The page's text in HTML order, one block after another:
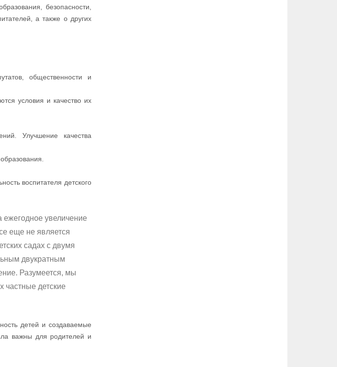
безопасности,
а также о других
общественности и
условия и качество их
Улучшение качества
воспитателя детского
ежегодное увеличение
еще не является
садах с двумя
двукратным
Разумеется, мы
детские
детей и создаваемые
важны для родителей и